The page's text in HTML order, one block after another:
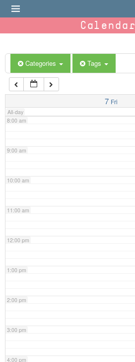
Calendar
Categories Tags
7 Fri
All-day
6:00 am
7:00 am
8:00 am
9:00 am
10:00 am
11:00 am
12:00 pm
1:00 pm
2:00 pm
3:00 pm
4:00 pm